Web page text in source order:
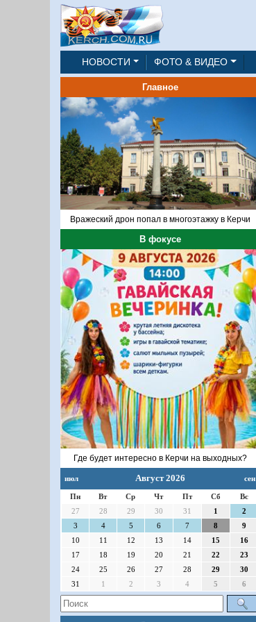
НОВОСТИ ФОТО & ВИДЕО
Главное
Вражеский дрон попал в многоэтажку в Керчи
В фокусе
Где будет интересно в Керчи на выходных?
июл Август 2026 сен
Пн Вт Ср Чт Пт Сб
Вс
27
28 29 30 31 1
2
3
4 5 6 7 8
9
10
11 12 13 14 15
16
17
18 19 20 21 22
23
24
25 26 27 28 29
30
31
1 2 3 4 5 6